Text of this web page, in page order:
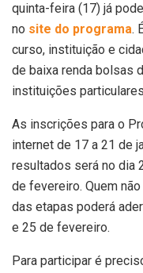
quinta-feira (17) já
no site do programa.
curso, instituição e
de baixa renda bolsas
instituições
As inscrições para o
internet de 17 a 21 de
resultados será no dia
de fevereiro. Quem
das etapas poderá
e 25 de fevereiro.
Para participar é